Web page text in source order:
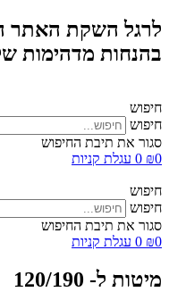
לרגל השקת האתר
בהנחות מדהימות של עד
חיפוש
חיפוש
סגור את תיבת החיפוש
₪0
0 עגלת קניות
חיפוש
חיפוש
סגור את תיבת החיפוש
₪0
0 עגלת קניות
מיטות ל- 120/190